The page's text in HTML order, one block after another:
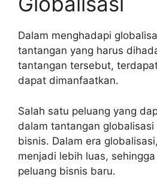
Dalam menghadapi
tantangan yang harus
tantangan tersebut,
dapat dimanfaatkan.
Salah satu peluang yang
dalam tantangan
bisnis. Dalam era
menjadi lebih luas,
peluang bisnis baru.